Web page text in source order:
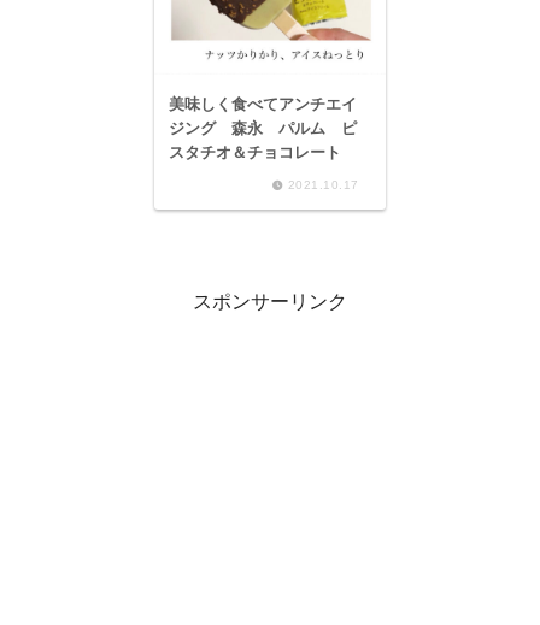
美味しく食べてアンチエイ
ジング 森永 パルム ピ
スタチオ＆チョコレート
2021.10.17
スポンサーリンク